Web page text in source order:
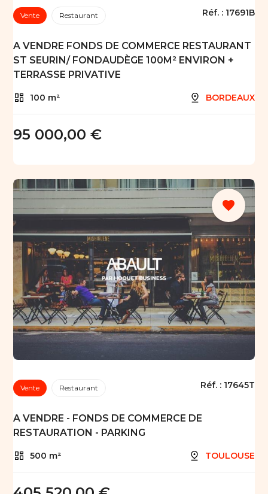
Vente Restaurant Réf. : 17691B
A VENDRE FONDS DE COMMERCE RESTAURANT
ST SEURIN/ FONDAUDÈGE 100M² ENVIRON +
TERRASSE PRIVATIVE
100 m² BORDEAUX
95 000,00 €
favorite
Vente Restaurant Réf. : 17645T
A VENDRE - FONDS DE COMMERCE DE
RESTAURATION - PARKING
500 m² TOULOUSE